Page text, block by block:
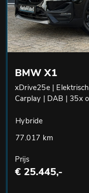
BMW X1
xDrive25e |
Carplay | DAB | 35x
Hybride
77.017 km
Prijs
€ 25.445,-